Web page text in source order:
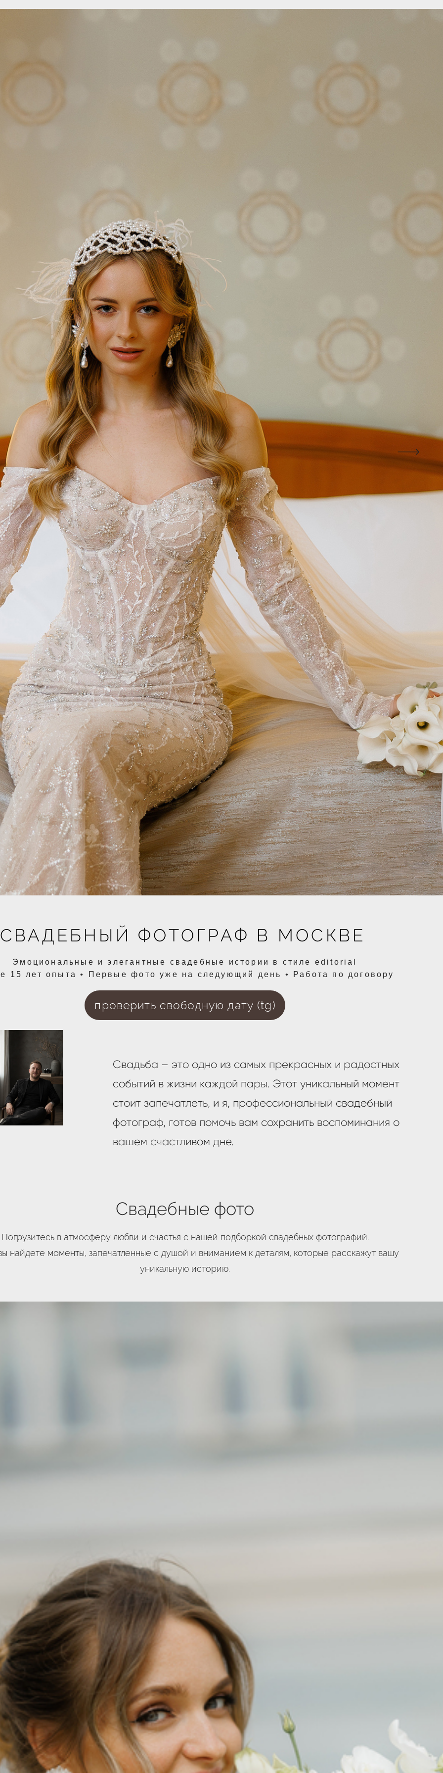
СВАДЕБНЫЙ ФОТОГРАФ В МОСКВЕ
Эмоциональные и элегантные свадебные истории в стиле editorial
15 лет опыта • Первые фото уже на следующий день • Работа по договору
проверить свободную дату (tg)
Свадьба – это одно из самых прекрасных и радостных
событий в жизни каждой пары. Этот уникальный момент
стоит запечатлеть, и я, профессиональный свадебный
фотограф, готов помочь вам сохранить воспоминания о
вашем счастливом дне.
Свадебные фото
Погрузитесь в атмосферу любви и счастья с нашей подборкой свадебных фотографий.
найдете моменты, запечатленные с душой и вниманием к деталям, которые расскажут вашу
уникальную историю.